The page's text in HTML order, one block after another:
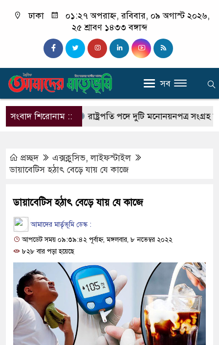
ঢাকা
০১:২৭ অপরাহ্ন, রবিবার, ০৯ অগাস্ট ২০২৬,
২৫ শ্রাবণ ১৪৩৩ বঙ্গাব্দ
সব
সংবাদ শিরোনাম ::
মানুষ রাষ্ট্রপতি পদে দুটি মনোনয়নপত্র সংগ্রহ করল
প্রচ্ছদ এক্সক্লুসিভ,লাইফস্টাইল
ডায়াবেটিস হঠাৎ বেড়ে যায় যে কাজে
ডায়াবেটিস হঠাৎ বেড়ে যায় যে কাজে
আমাদের মার্তৃভূমি ডেস্ক :
আপডেট সময় ০৯:৩৯:৪২ পূর্বাহ্ন, মঙ্গলবার, ৮ নভেম্বর ২০২২
৮২৮ বার পড়া হয়েছে